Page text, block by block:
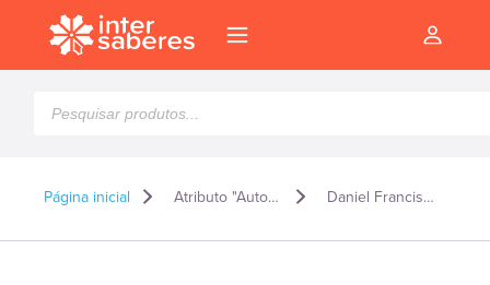
produtos
Página inicial Atributo "Autor" de produto Daniel Francisco Nagao Menezes